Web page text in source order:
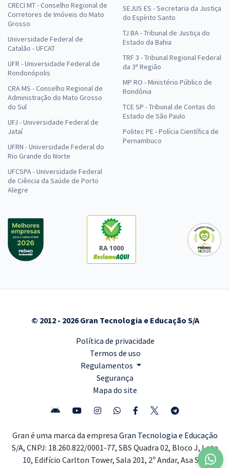
CRECI MT - Conselho Regional de
Corretores de Imóveis do Mato
Grosso
Universidade Federal de
Catalão - UFCAT
UFR - Universidade Federal de
Rondonópolis
CRA MS - Conselho Regional de
Administração do Mato Grosso
do Sul
UFJ - Universidade Federal de
Jataí
UFRN - Universidade Federal do
Rio Grande do Norte
UFCSPA - Universidade Federal
de Ciência da Saúde de Porto
Alegre
SEJUS ES - Secretaria da Justiça
do Espírito Santo
TJ BA - Tribunal de Justiça do
Estado da Bahia
TRF 3 - Tribunal Regional Federal
da 3ª Região
MP RO - Ministério Público de
Rondônia
TCE SP - Tribunal de Contas do
Estado de São Paulo
Politec PE - Polícia Científica de
Pernambuco
RA 1000
© 2012 - 2026 Gran Tecnologia e Educação S/A
Política de privacidade
Termos de uso
Regulamentos
Segurança
Mapa do site
Gran é uma marca da empresa Gran Tecnologia e Educação
S/A, CNPJ: 18.260.822/0001-77, SBS Quadra 02, Bloco J, Lote
10, Edifício Carlton Tower, Sala 201, 2º Andar, Asa Sul,